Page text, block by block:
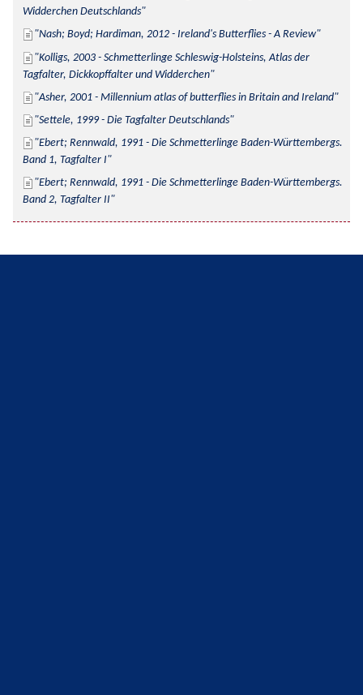
Widderchen Deutschlands
Nash; Boyd; Hardiman, 2012 - Ireland's Butterflies - A Review
Kolligs, 2003 - Schmetterlinge Schleswig-Holsteins, Atlas der
Tagfalter, Dickkopffalter und Widderchen
Asher, 2001 - Millennium atlas of butterflies in Britain and Ireland
Settele, 1999 - Die Tagfalter Deutschlands
Ebert; Rennwald, 1991 - Die Schmetterlinge Baden-Württembergs.
Band 1, Tagfalter I
Ebert; Rennwald, 1991 - Die Schmetterlinge Baden-Württembergs.
Band 2, Tagfalter II